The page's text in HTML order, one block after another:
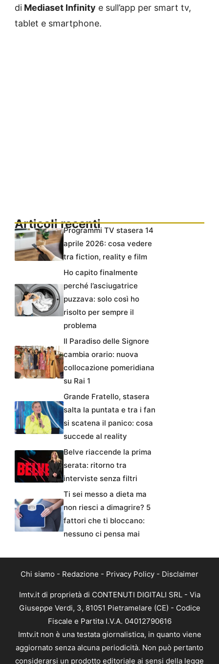
di Mediaset Infinity e sull’app per smart tv,
tablet e smartphone.
Articoli recentiProgrammi TV stasera 14
aprile 2026: cosa vedere
tra fiction, reality e film
Ho capito finalmente
perché l’asciugatrice
puzzava: solo così ho
risolto per sempre il
problema
Il Paradiso delle Signore
cambia orario: nuova
collocazione pomeridiana
su Rai 1
Grande Fratello, stasera
salta la puntata e tra i fan
si scatena il panico: cosa
succede al reality
Belve riaccende la prima
serata: ritorno tra
interviste senza filtri
Ti sei messo a dieta ma
non riesci a dimagrire? 5
fattori che ti bloccano:
nessuno ci pensa mai
Chi siamo - Redazione - Privacy Policy - Disclaimer
Imtv.it di proprietà di CONTENUTI DIGITALI SRL - Via
Giuseppe Verdi, 3, 81051 Pietramelare (CE) - Codice
Fiscale e Partita I.V.A. 04012790616
Imtv.it non è una testata giornalistica, in quanto viene
aggiornato senza alcuna periodicità. Non può pertanto
considerarsi un prodotto editoriale ai sensi della legge